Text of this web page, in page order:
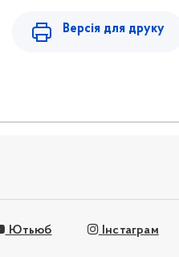
Версія для друку
Ютьюб Інстаграм